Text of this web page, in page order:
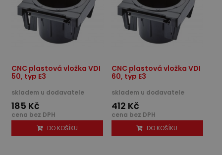
CNC plastová vložka VDI
50, typ E3
skladem u dodavatele
185 Kč
cena bez DPH
DO KOŠÍKU
CNC plastová vložka VDI
60, typ E3
skladem u dodavatele
412 Kč
cena bez DPH
DO KOŠÍKU